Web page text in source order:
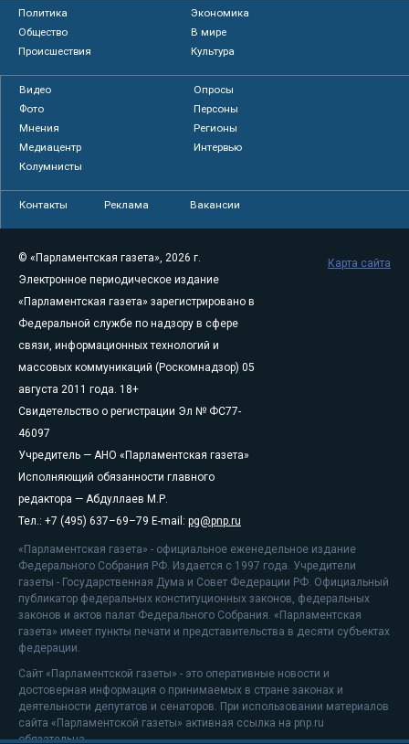
Политика
Экономика
Общество
В мире
Происшествия
Культура
Видео
Опросы
Фото
Персоны
Мнения
Регионы
Медиацентр
Интервью
Колумнисты
Контакты Реклама Вакансии
© «Парламентская газета», 2026 г.
Электронное периодическое издание
«Парламентская газета» зарегистрировано в
Федеральной службе по надзору в сфере
связи, информационных технологий и
массовых коммуникаций (Роскомнадзор) 05
августа 2011 года. 18+
Свидетельство о регистрации Эл № ФС77-
46097
Учредитель — АНО «Парламентская газета»
Исполняющий обязанности главного
редактора — Абдуллаев М.Р.
Тел.: +7 (495) 637–69–79 E-mail: pg@pnp.ru
«Парламентская газета» - официальное еженедельное издание
Федерального Собрания РФ. Издается с 1997 года. Учредители
газеты - Государственная Дума и Совет Федерации РФ. Официальный
публикатор федеральных конституционных законов, федеральных
законов и актов палат Федерального Собрания. «Парламентская
газета» имеет пункты печати и представительства в десяти субъектах
федерации.
Сайт «Парламентской газеты» - это оперативные новости и
достоверная информация о принимаемых в стране законах и
деятельности депутатов и сенаторов. При использовании материалов
сайта «Парламентской газеты» активная ссылка на pnp.ru
обязательна.
Карта сайта